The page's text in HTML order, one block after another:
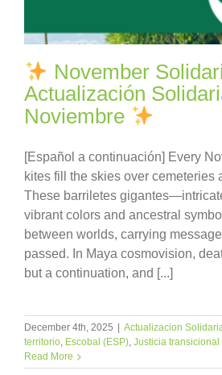
November
Actualización
Noviembre
[Español a continuación] Every
kites fill the skies over cemeteries
These barriletes
vibrant colors and ancestral
between worlds, carrying
passed. In Maya cosmovision,
but a continuation, and [...]
December 4th, 2025 Actualizacion
territorio, Escobal (ESP), Justicia transicional
Read More